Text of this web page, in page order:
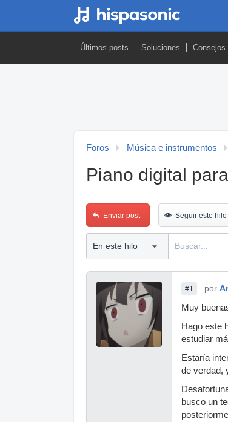
Últimos posts Soluciones Consejos
Foros Música e instrumentos
Piano digital
Enviar post Seguir este hilo
#1 por
Muy
Hago este
estudiar
Estaría
de verdad,
busco un